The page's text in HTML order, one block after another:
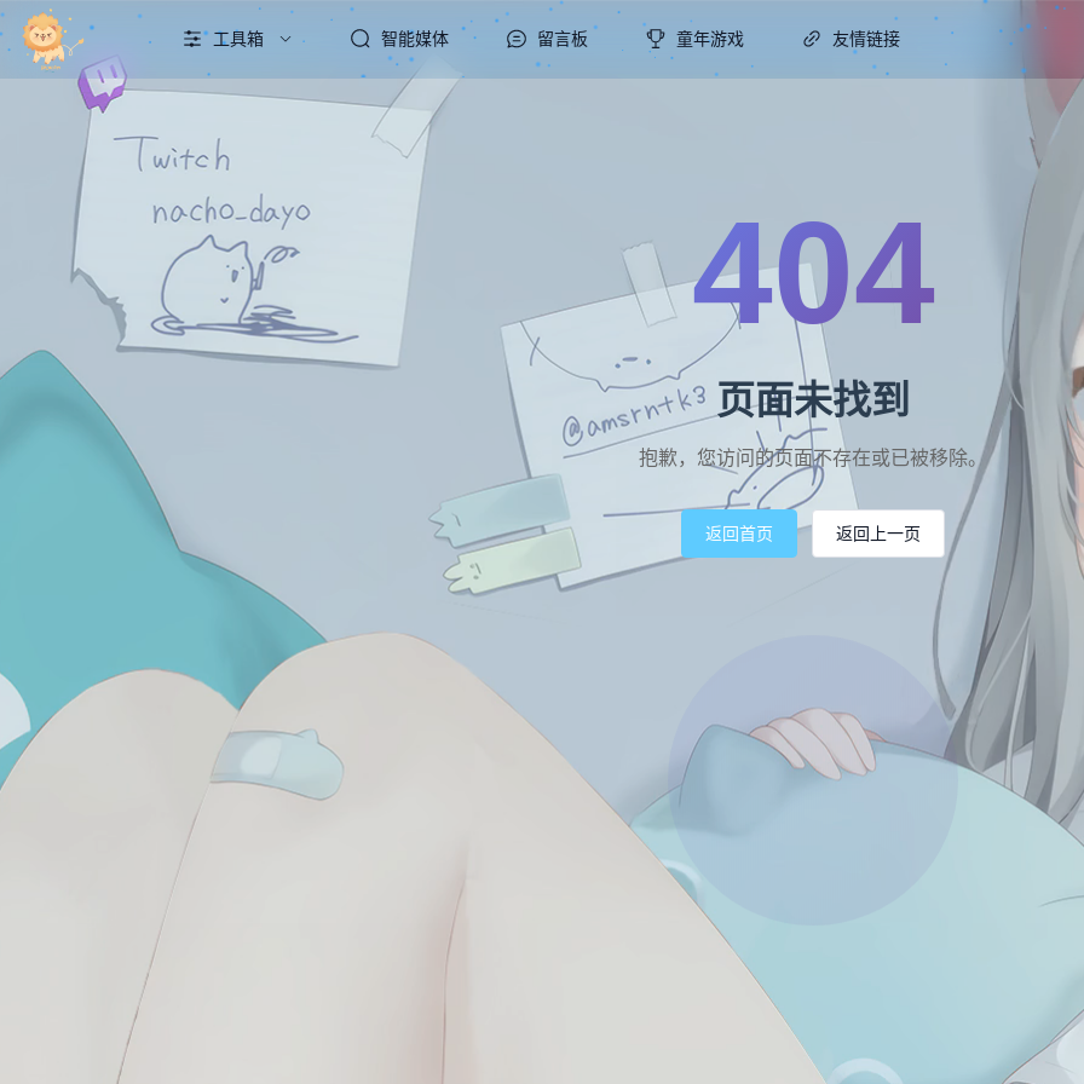
工具箱 智能媒体 留言板 童年游戏 友情链接
404
页面未找到
抱歉，您访问的页面不存在或已被移除。
返回首页 返回上一页